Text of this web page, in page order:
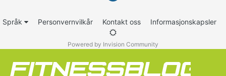
Språk Personvernvilkår Kontakt oss Informasjonskapsler
Powered by Invision Community